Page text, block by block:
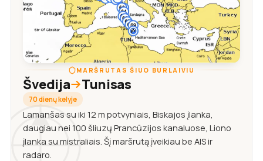
MARŠRUTAS ŠIUO BURLAIVIU
Švedija Tunisas
70 dienų kelyje
Lamanšas su iki 12 m potvyniais, Biskajos įlanka,
daugiau nei 100 šliuzų Prancūzijos kanaluose, Liono
įlanka su mistraliais. Šį maršrutą įveikiau be AIS ir
radaro.